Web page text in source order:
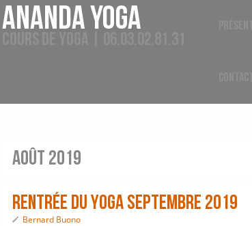
Ananda Yoga
août 2019
rentrée du yoga septembre 2019
Bernard Buono